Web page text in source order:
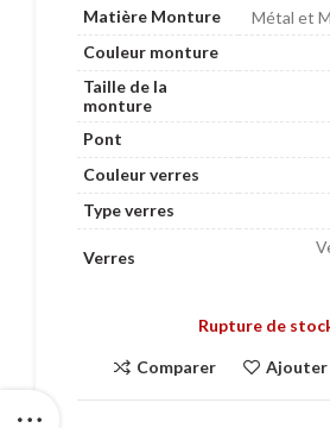
Matière Monture
Métal et
Couleur monture
Taille de la
monture
Pont
Couleur verres
Type verres
Verres
Rupture de
Comparer Ajouter